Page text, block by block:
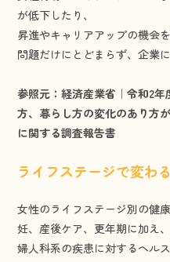
が低下したり、
昇進やキャリアアップの機会
問題だけにとどまらず、企業
参照元：経済産業省｜令和2
方、暮らし方の変化のあり方
に関する調査報告書
ライフステージで変わ
女性のライフステージ別の健
妊、産後ケア、更年期に加え、
婦人科系の疾患に対するヘル